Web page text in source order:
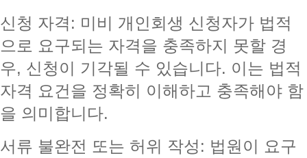
신청 자격: 미비 개인회생 신청자가 법적
으로 요구되는 자격을 충족하지 못할 경
우, 신청이 기각될 수 있습니다. 이는 법적
자격 요건을 정확히 이해하고 충족해야 함
을 의미합니다.
서류 불완전 또는 허위 작성: 법원이 요구